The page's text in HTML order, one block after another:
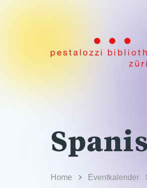
Home Eventkalender